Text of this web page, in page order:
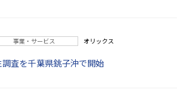
事業・サービス オリックス
査を千葉県銚子沖で開始